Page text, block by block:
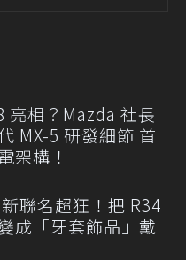
亮相？Mazda 社長
MX-5 研發細節 首
架構！
聯名超狂！把 R34
成「牙套飾品」戴